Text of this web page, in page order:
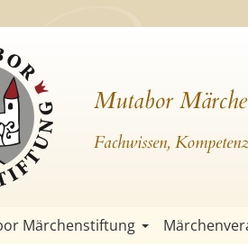
Mutabor
Fachwissen,
Märchenstiftung